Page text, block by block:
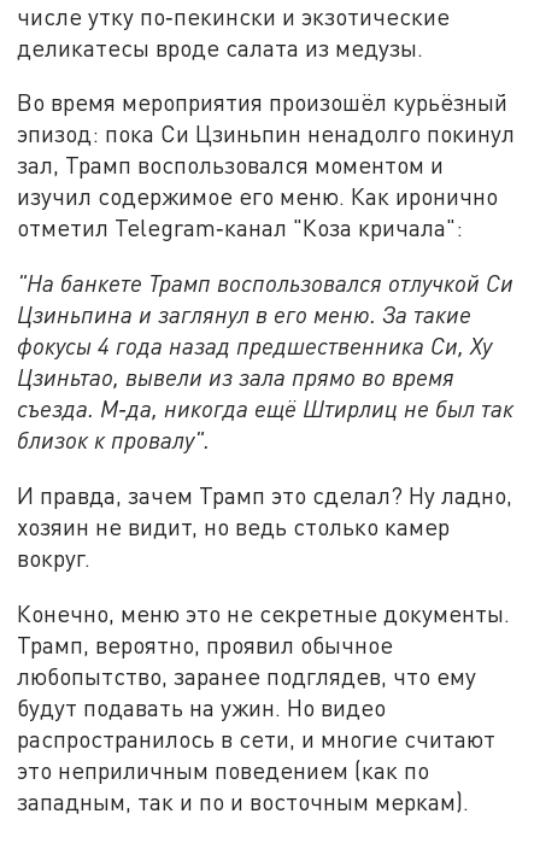
числе утку по‑пекински и экзотические
деликатесы вроде салата из медузы.
Во время мероприятия произошёл курьёзный
эпизод: пока Си Цзиньпин ненадолго покинул
зал, Трамп воспользовался моментом и
изучил содержимое его меню. Как иронично
отметил Telegram‑канал "Коза кричала":
"На банкете Трамп воспользовался отлучкой Си
Цзиньпина и заглянул в его меню. За такие
фокусы 4 года назад предшественника Си, Ху
Цзиньтао, вывели из зала прямо во время
съезда. М‑да, никогда ещё Штирлиц не был так
близок к провалу".
И правда, зачем Трамп это сделал? Ну ладно,
хозяин не видит, но ведь столько камер
вокруг.
Конечно, меню это не секретные документы.
Трамп, вероятно, проявил обычное
любопытство, заранее подглядев, что ему
будут подавать на ужин. Но видео
распространилось в сети, и многие считают
это неприличным поведением (как по
западным, так и по и восточным меркам).